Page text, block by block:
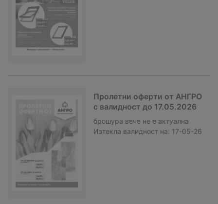
Пролетни оферти от АНГРО
с валидност до 17.05.2026
брошура вече не е актуална
Изтекла валидност на: 17-05-26